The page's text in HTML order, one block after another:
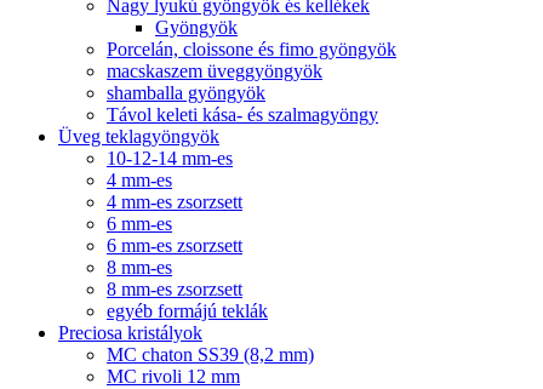
Nagy lyukú gyöngyök és kellékek
Gyöngyök
Porcelán, cloissone és fimo gyöngyök
macskaszem üveggyöngyök
shamballa gyöngyök
Távol keleti kása- és szalmagyöngy
Üveg teklagyöngyök
10-12-14 mm-es
4 mm-es
4 mm-es zsorzsett
6 mm-es
6 mm-es zsorzsett
8 mm-es
8 mm-es zsorzsett
egyéb formájú teklák
Preciosa kristályok
MC chaton SS39 (8,2 mm)
MC rivoli 12 mm